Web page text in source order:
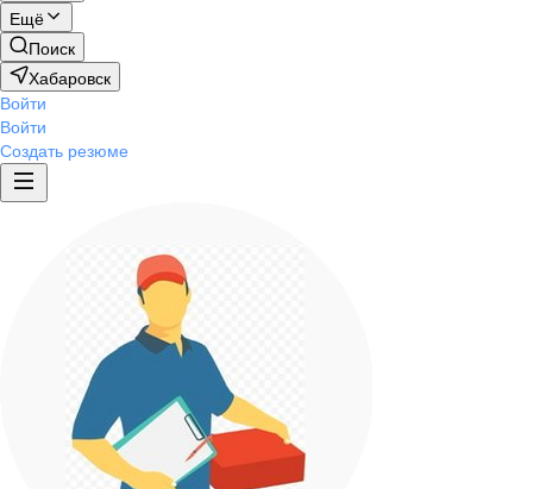
Ещё
Поиск
Хабаровск
Войти
Войти
Создать резюме